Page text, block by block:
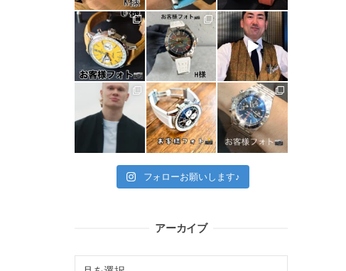
フォローお願いします♪
アーカイブ